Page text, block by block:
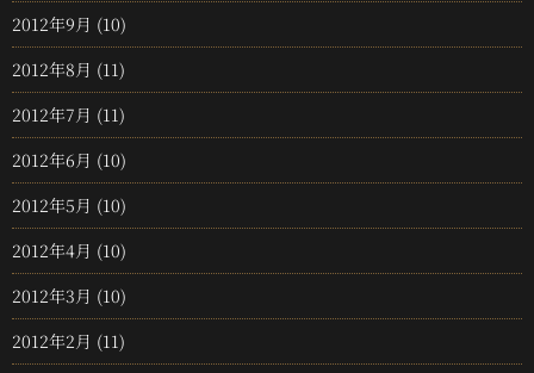
2012年9月 (10)
2012年8月 (11)
2012年7月 (11)
2012年6月 (10)
2012年5月 (10)
2012年4月 (10)
2012年3月 (10)
2012年2月 (11)